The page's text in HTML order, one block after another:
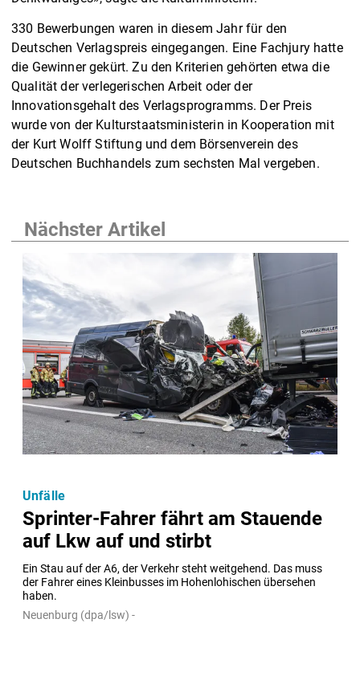
330 Bewerbungen waren in diesem Jahr für den
Deutschen Verlagspreis eingegangen. Eine Fachjury hatte
die Gewinner gekürt. Zu den Kriterien gehörten etwa die
Qualität der verlegerischen Arbeit oder der
Innovationsgehalt des Verlagsprogramms. Der Preis
wurde von der Kulturstaatsministerin in Kooperation mit
der Kurt Wolff Stiftung und dem Börsenverein des
Deutschen Buchhandels zum sechsten Mal vergeben.
Nächster Artikel
Sprinter-Fahrer fährt am Stauende
auf Lkw auf und stirbt
Ein Stau auf der A6, der Verkehr steht weitgehend. Das muss
der Fahrer eines Kleinbusses im Hohenlohischen übersehen
haben.
Unfälle
Neuenburg (dpa/lsw) -